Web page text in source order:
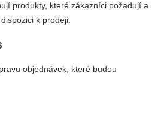
produkty, které zákazníci požadují a
k prodeji.
objednávek, které budou